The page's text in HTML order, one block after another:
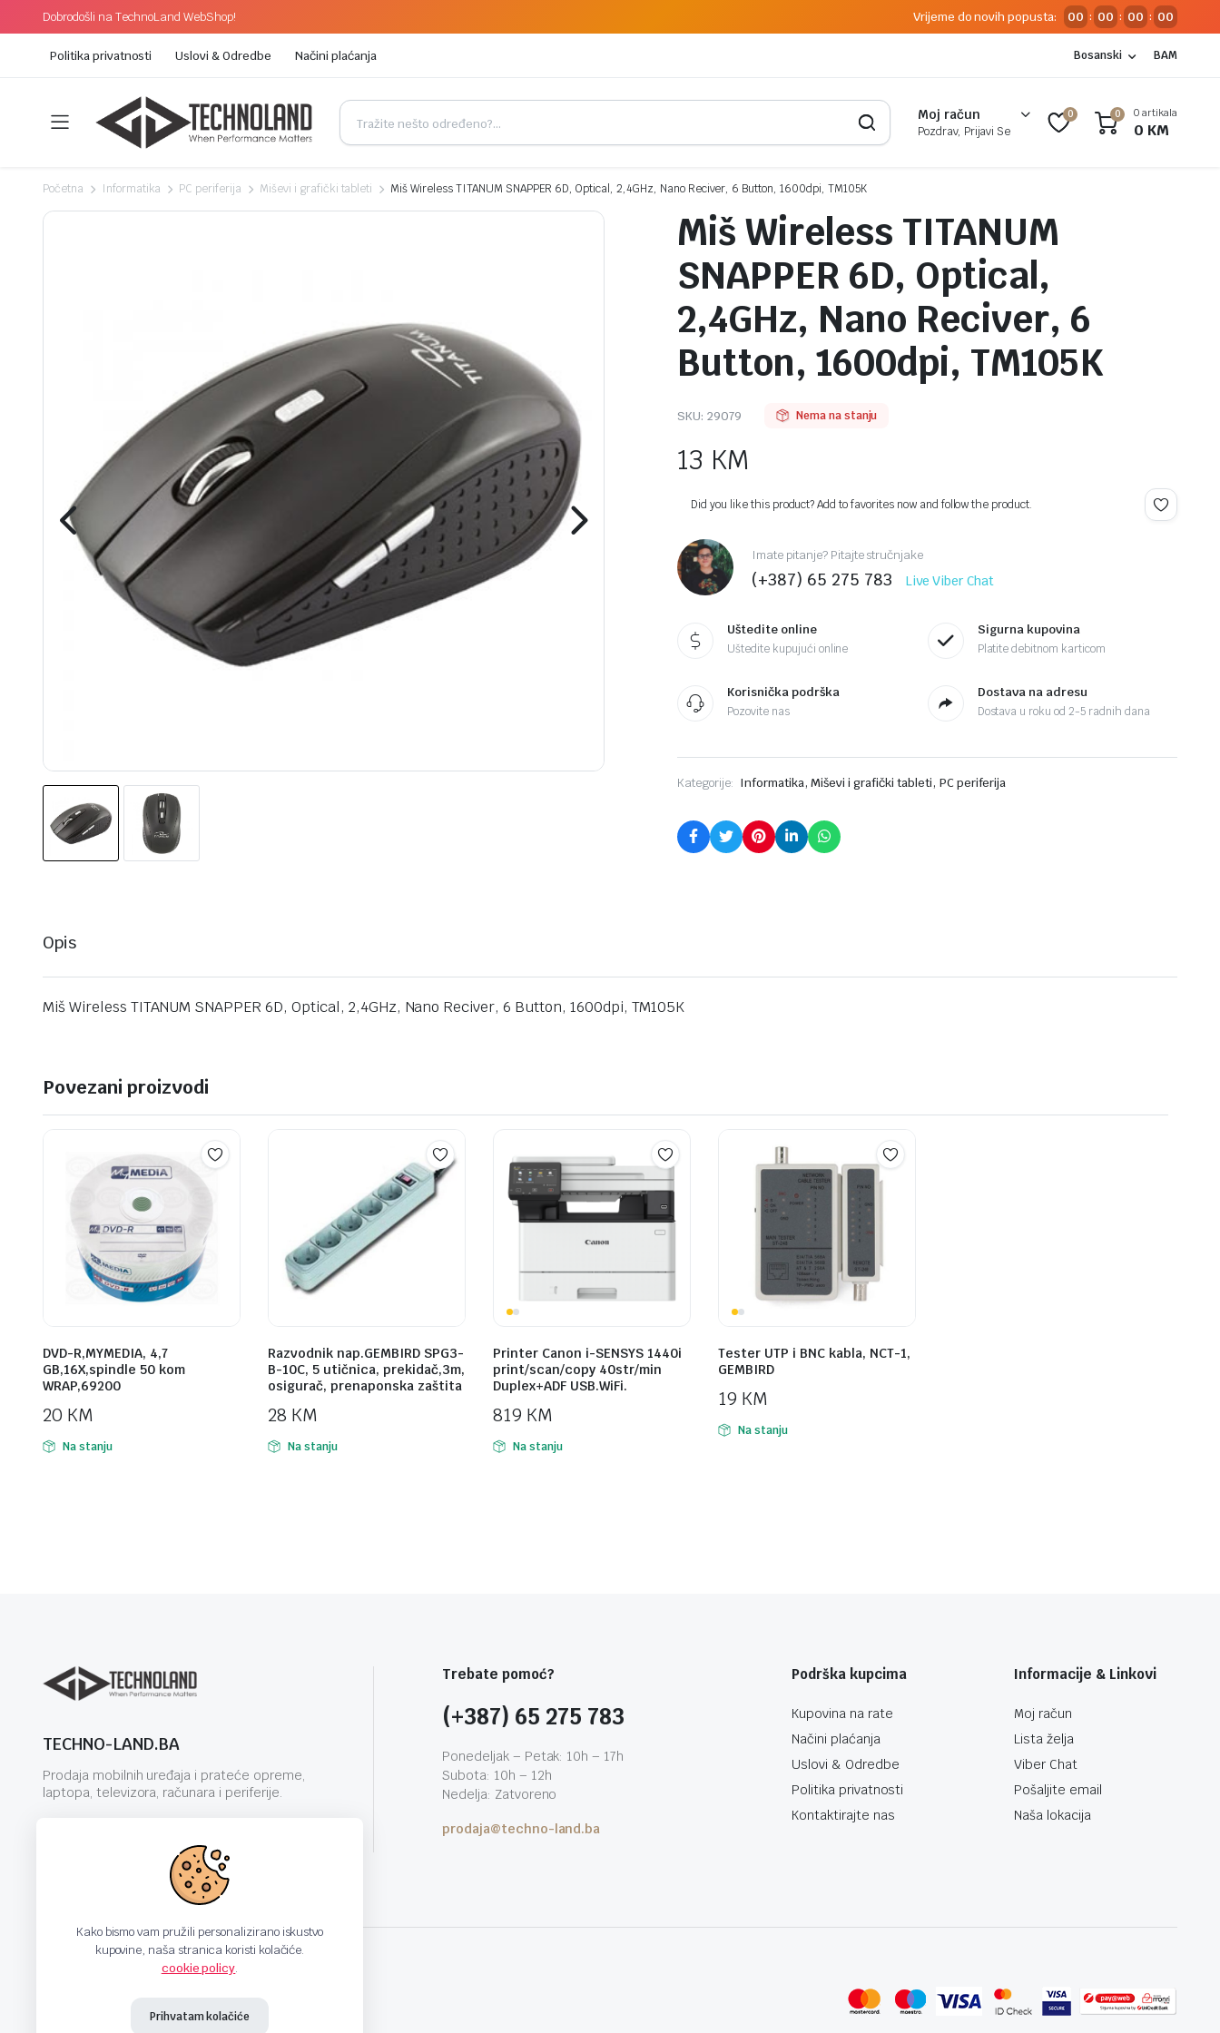
Dobrodošli na TechnoLand WebShop! Vrijeme do novih popusta: 00 : 00 : 00 : 00
Politika privatnosti Uslovi & Odredbe Načini plaćanja Bosanski BAM
Moj račun
Pozdrav, Prijavi Se
0 0 0 artikala
0 KM
Početna Informatika PC periferija Miševi i grafički tableti Miš Wireless TITANUM SNAPPER 6D, Optical, 2,4GHz, Nano Reciver, 6 Button, 1600dpi, TM105K
Miš Wireless TITANUM
SNAPPER 6D, Optical,
2,4GHz, Nano Reciver, 6
Button, 1600dpi, TM105K
SKU: 29079 Nema na stanju
13 KM
Did you like this product? Add to favorites now and follow the product.
Imate pitanje? Pitajte stručnjake
(+387) 65 275 783 Live Viber Chat
Uštedite online
Uštedite kupujući online
Sigurna kupovina
Platite debitnom karticom
Korisnička podrška
Pozovite nas
Dostava na adresu
Dostava u roku od 2-5 radnih dana
Kategorije: Informatika, Miševi i grafički tableti, PC periferija
Opis
Miš Wireless TITANUM SNAPPER 6D, Optical, 2,4GHz, Nano Reciver, 6 Button, 1600dpi, TM105K
Povezani proizvodi
DVD-R,MYMEDIA, 4,7
GB,16X,spindle 50 kom
WRAP,69200
20 KM
Na stanju
Razvodnik nap.GEMBIRD SPG3-
B-10C, 5 utičnica, prekidač,3m,
osigurač, prenaponska zaštita
28 KM
Na stanju
Printer Canon i-SENSYS 1440i
print/scan/copy 40str/min
Duplex+ADF USB.WiFi.
819 KM
Na stanju
Tester UTP i BNC kabla, NCT-1,
GEMBIRD
19 KM
Na stanju
TECHNO-LAND.BA
Prodaja mobilnih uređaja i prateće opreme,
laptopa, televizora, računara i periferije.
Trebate pomoć?
(+387) 65 275 783
Ponedeljak – Petak: 10h – 17h
Subota: 10h – 12h
Nedelja: Zatvoreno
prodaja@techno-land.ba
Podrška kupcima
Kupovina na rate
Načini plaćanja
Uslovi & Odredbe
Politika privatnosti
Kontaktirajte nas
Informacije & Linkovi
Moj račun
Lista želja
Viber Chat
Pošaljite email
Naša lokacija
Kako bismo vam pružili personalizirano iskustvo
kupovine, naša stranica koristi kolačiće.
cookie policy.
Prihvatam kolačiće